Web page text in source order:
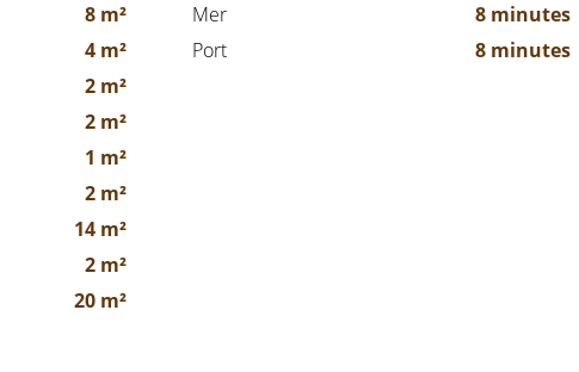
8 m²
4 m²
2 m²
2 m²
1 m²
2 m²
14 m²
2 m²
20 m²
Mer
8 minutes
Port
8 minutes